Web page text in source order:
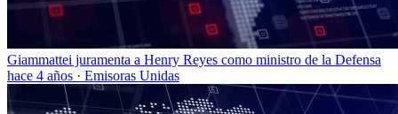
Giammattei juramenta a Henry Reyes como ministro de la Defensa
hace 4 años · Emisoras Unidas